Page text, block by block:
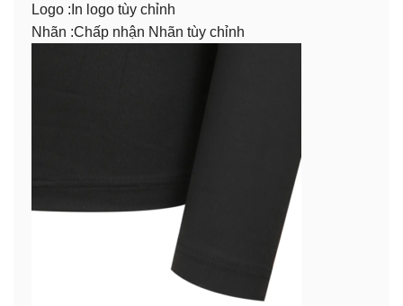
Logo :In logo tùy chỉnh
Nhãn :Chấp nhận Nhãn tùy chỉnh